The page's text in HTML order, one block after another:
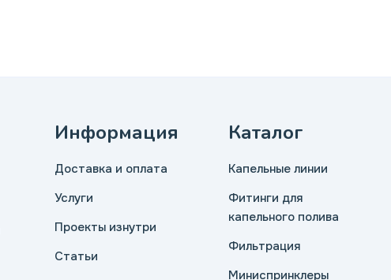
Информация
Доставка и оплата
Услуги
Проекты изнутри
Статьи
Каталог
Капельные линии
Фитинги для
капельного полива
Фильтрация
Миниспринклеры